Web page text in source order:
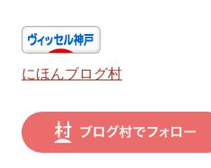
にほんブログ村